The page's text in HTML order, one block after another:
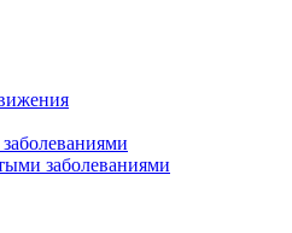
заболеваниями